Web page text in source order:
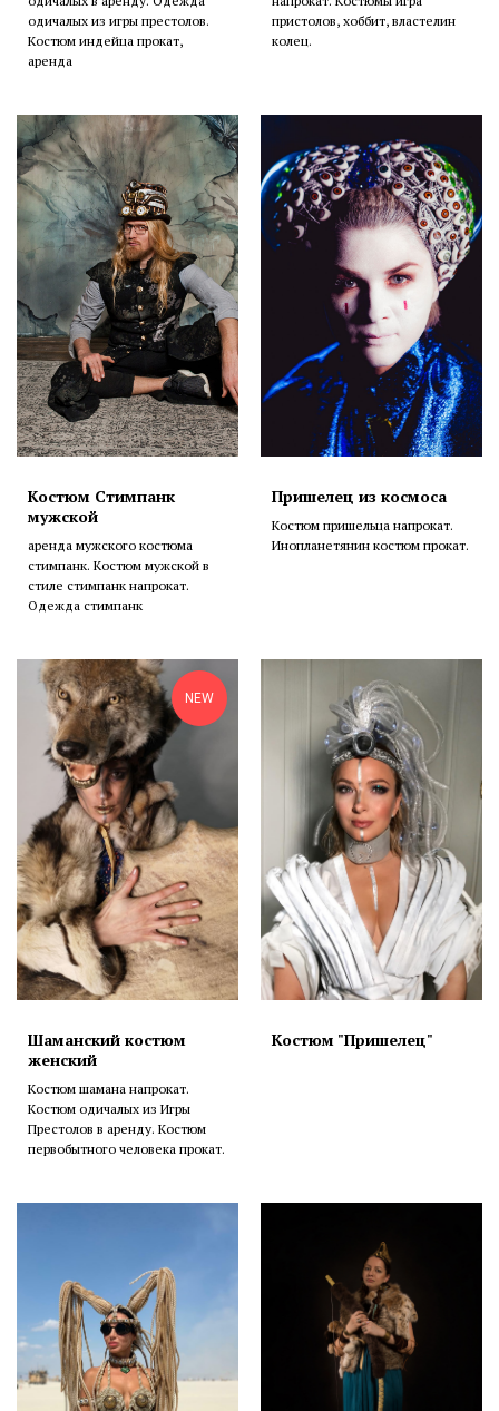
одичалых из игры престолов.
Костюм индейца прокат,
аренда
пристолов, хоббит, властелин
колец.
Костюм Стимпанк
мужской
аренда мужского костюма
стимпанк. Костюм мужской в
стиле стимпанк напрокат.
Одежда стимпанк
Пришелец из космоса
Костюм пришельца напрокат.
Инопланетянин костюм прокат.
NEW
Шаманский костюм
женский
Костюм шамана напрокат.
Костюм одичалых из Игры
Престолов в аренду. Костюм
первобытного человека прокат.
Костюм "Пришелец"